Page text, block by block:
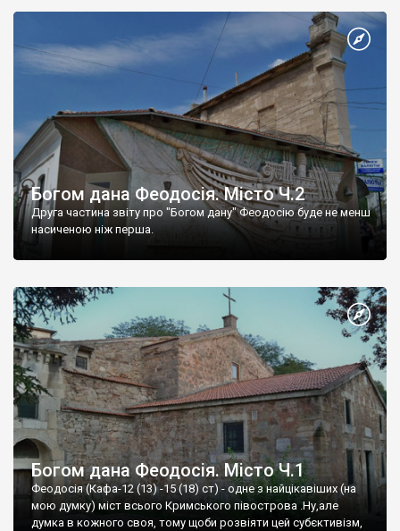
Богом дана Феодосія. Місто Ч.2
Друга частина звіту про "Богом дану" Феодосію буде не менш
насиченою ніж перша.
Богом дана Феодосія. Місто Ч.1
Феодосія (Кафа-12 (13) -15 (18) ст) - одне з найцікавіших (на
мою думку) міст всього Кримського півострова .Ну,але
думка в кожного своя, тому щоби розвіяти цей субєктивізм,